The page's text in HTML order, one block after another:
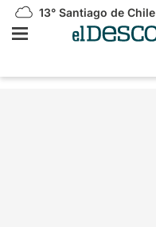
13° Santiago de Chile